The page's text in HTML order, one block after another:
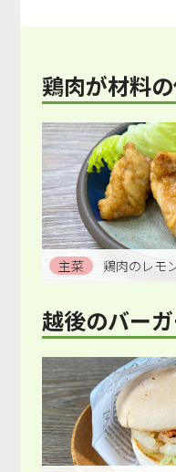
鶏肉が材料
主菜 鶏肉のレモ
越後のバー